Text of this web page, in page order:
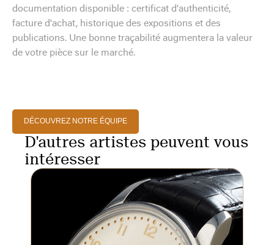
documentation disponible : certificat d'authenticité,
facture d'achat, historique des expositions et des
publications. Une bonne traçabilité augmentera la valeur
de votre pièce sur le marché.
DÉCOUVREZ NOTRE ÉQUIPE
D'autres artistes peuvent vous
intéresser